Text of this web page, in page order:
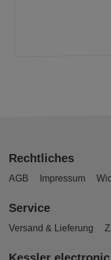
Rechtliches
AGB Impressum
Service
Versand & Lieferung